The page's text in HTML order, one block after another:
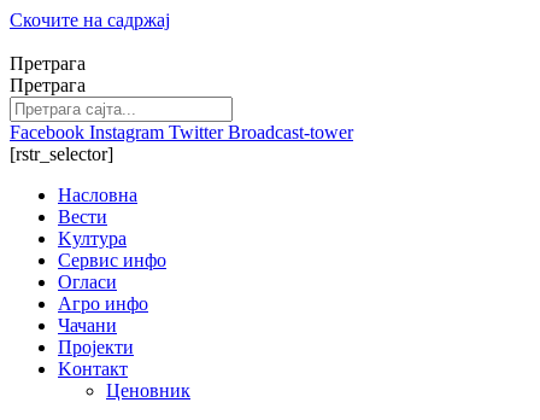
Скочите на садржај
Претрага
Претрага
Facebook Instagram Twitter Broadcast-tower
[rstr_selector]
Насловна
Вести
Kултура
Сервис инфо
Огласи
Агро инфо
Чачани
Пројекти
Kонтакт
Ценовник